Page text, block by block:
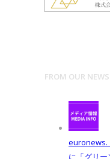
FROM OUR NEWS
euronews.